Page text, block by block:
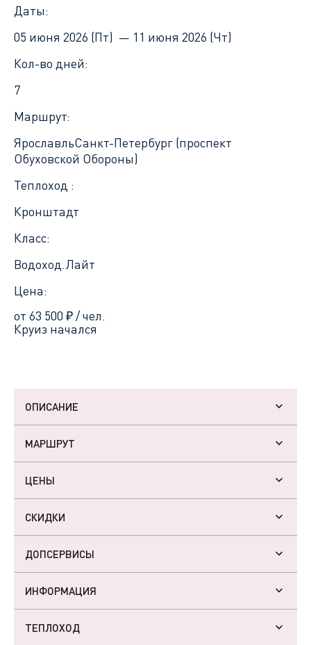
Даты:
05 июня 2026 (Пт) — 11 июня 2026 (Чт)
Кол-во дней:
7
Маршрут:
ЯрославльСанкт-Петербург (проспект
Обуховской Обороны)
Теплоход :
Кронштадт
Класс:
Водоход.Лайт
Цена:
от 63 500 ₽/ чел.
Круиз начался
ОПИСАНИЕ
МАРШРУТ
ЦЕНЫ
СКИДКИ
ДОПСЕРВИСЫ
ИНФОРМАЦИЯ
ТЕПЛОХОД